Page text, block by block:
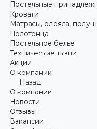
Постельные
Кровати
Матрасы, одеяла,
Полотенца
Постельное белье
Технические ткани
Акции
О компании
Назад
О компании
Новости
Отзывы
Вакансии